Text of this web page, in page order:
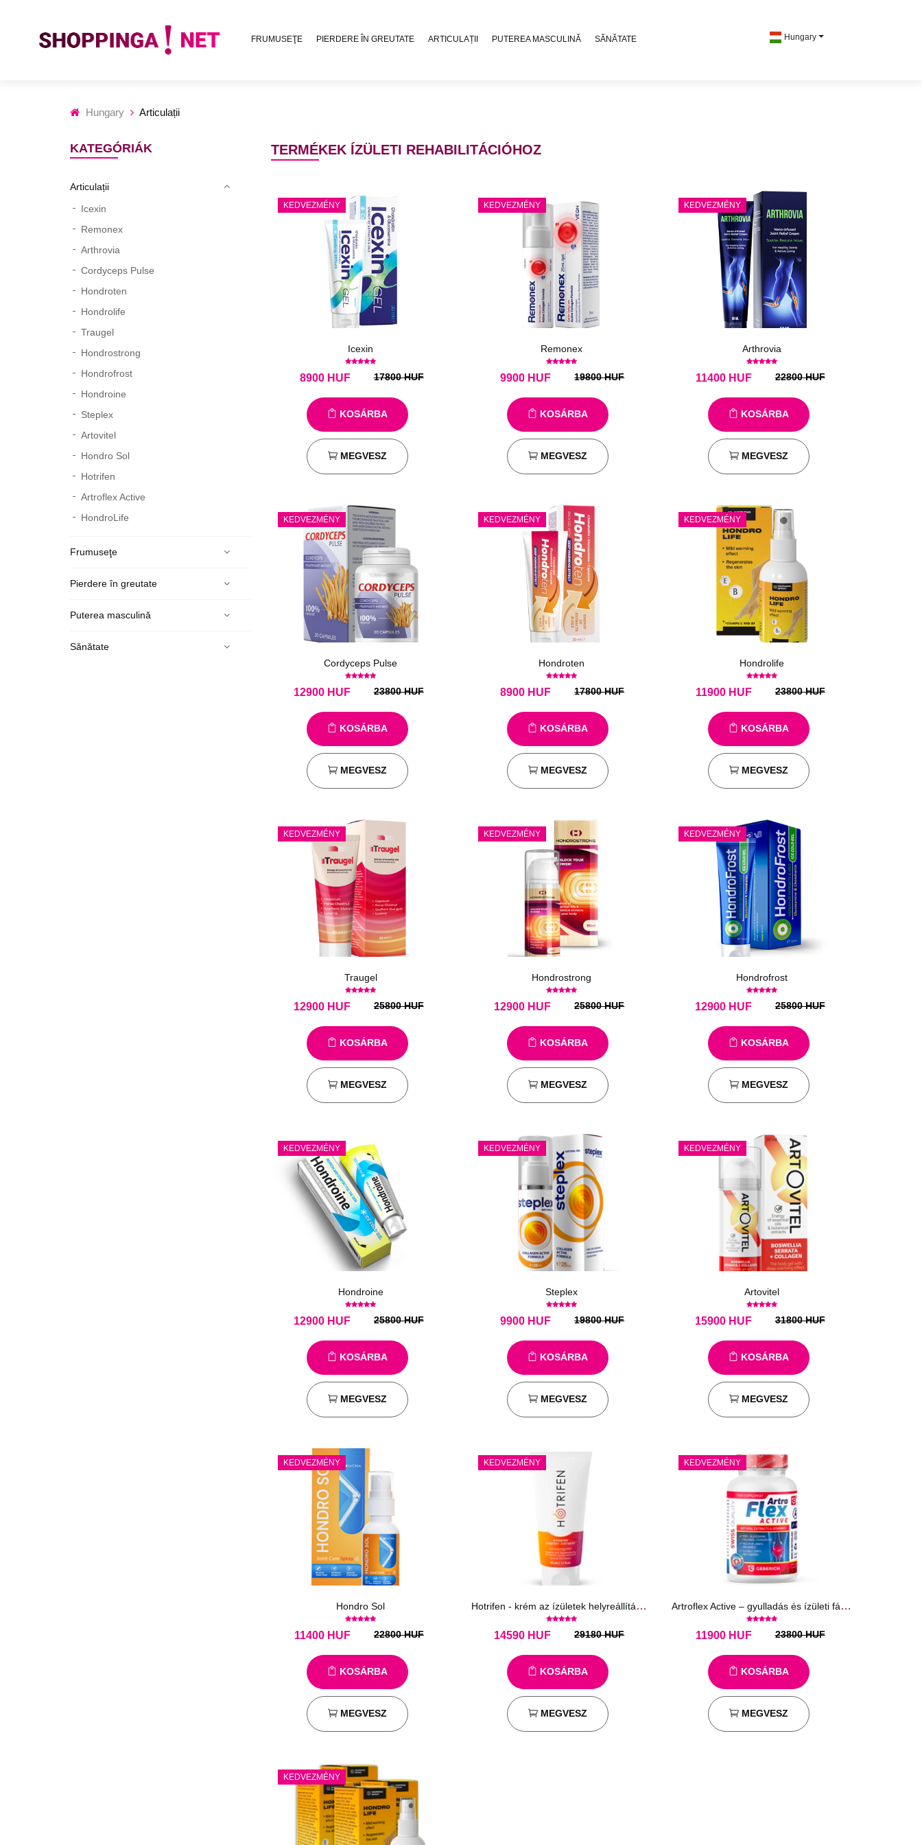
FRUMUSEŢE PIERDERE ÎN GREUTATE ARTICULAȚII PUTEREA MASCULINĂ SĂNĂTATE Hungary
Hungary Articulații
KATEGÓRIÁK
Articulații
Icexin
Remonex
Arthrovia
Cordyceps Pulse
Hondroten
Hondrolife
Traugel
Hondrostrong
Hondrofrost
Hondroine
Steplex
Artovitel
Hondro Sol
Hotrifen
Artroflex Active
HondroLife
Frumuseţe
Pierdere în greutate
Puterea masculină
Sănătate
TERMÉKEK ÍZÜLETI REHABILITÁCIÓHOZ
KEDVEZMÉNY
Icexin
HUF
8900 17800 HUF
KOSÁRBA
MEGVESZ
KEDVEZMÉNY
Remonex
HUF
9900 19800 HUF
KOSÁRBA
MEGVESZ
KEDVEZMÉNY
Arthrovia
HUF
11400 22800 HUF
KOSÁRBA
MEGVESZ
KEDVEZMÉNY
Cordyceps Pulse
HUF
12900 23800 HUF
KOSÁRBA
MEGVESZ
KEDVEZMÉNY
Hondroten
HUF
8900 17800 HUF
KOSÁRBA
MEGVESZ
KEDVEZMÉNY
Hondrolife
HUF
11900 23800 HUF
KOSÁRBA
MEGVESZ
KEDVEZMÉNY
Traugel
HUF
12900 25800 HUF
KOSÁRBA
MEGVESZ
KEDVEZMÉNY
Hondrostrong
HUF
12900 25800 HUF
KOSÁRBA
MEGVESZ
KEDVEZMÉNY
Hondrofrost
HUF
12900 25800 HUF
KOSÁRBA
MEGVESZ
KEDVEZMÉNY
Hondroine
HUF
12900 25800 HUF
KOSÁRBA
MEGVESZ
KEDVEZMÉNY
Steplex
HUF
9900 19800 HUF
KOSÁRBA
MEGVESZ
KEDVEZMÉNY
Artovitel
HUF
15900 31800 HUF
KOSÁRBA
MEGVESZ
KEDVEZMÉNY
Hondro Sol
HUF
11400 22800 HUF
KOSÁRBA
MEGVESZ
KEDVEZMÉNY
Hotrifen - krém az ízületek helyreállítására és egészségére
HUF
14590 29180 HUF
KOSÁRBA
MEGVESZ
KEDVEZMÉNY
Artroflex Active – gyulladás és ízületi fájdalom elleni kapszula
HUF
11900 23800 HUF
KOSÁRBA
MEGVESZ
KEDVEZMÉNY